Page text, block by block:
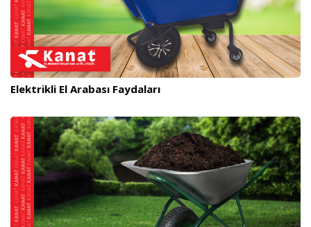
Elektrikli El Arabası Faydaları